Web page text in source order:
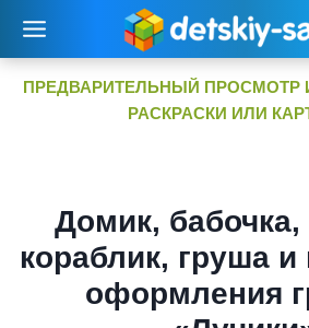
содержимому
ПРЕДВАРИТЕЛЬНЫЙ ПРОСМОТР
РАСКРАСКИ ИЛИ
Домик,
кораблик, груша
оформления